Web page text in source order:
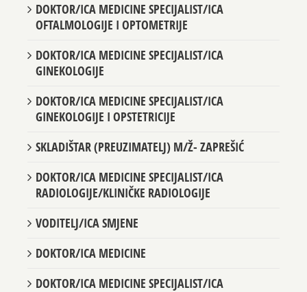
DOKTOR/ICA MEDICINE SPECIJALIST/ICA
OFTALMOLOGIJE I OPTOMETRIJE
DOKTOR/ICA MEDICINE SPECIJALIST/ICA
GINEKOLOGIJE
DOKTOR/ICA MEDICINE SPECIJALIST/ICA
GINEKOLOGIJE I OPSTETRICIJE
SKLADIŠTAR (PREUZIMATELJ) M/Ž- ZAPREŠIĆ
DOKTOR/ICA MEDICINE SPECIJALIST/ICA
RADIOLOGIJE/KLINIČKE RADIOLOGIJE
VODITELJ/ICA SMJENE
DOKTOR/ICA MEDICINE
DOKTOR/ICA MEDICINE SPECIJALIST/ICA